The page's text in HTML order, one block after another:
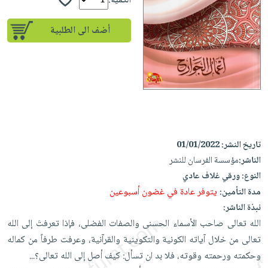
إختياراتنا
كتب
أكاديمية
صندوق
القراءة
iKitab
بلا
حدود
أسئلة
يتكرر
iKitab
على
Android
تحميل
iKitab
على
Apple
أسئلة
يتكرر
طرحها
تحميل
masmu3
على
masmu3
على
Apple
المواضيع
الأكثر
مبيعاً
إختياراتنا
وسائل
القراءة
جوائز
تعليمية
الصحة
والعناية
الشخصية
جديد
أجهزة
العناية
الشخصية
العناية
وتصفيف
الشعر
العناية
بالجسم
المطبخ
والسفرة
جديد
الكل
أواني
الطهي
أدوات
متجر
الهدايا
أقسام
أضف الى الطلبية
تاريخ النشر:01/01/2022
الناشر:مؤسسة الفرسان للنشر
النوع:ورقي غلاف عادي
مدة التأمين:يتوفر عادة في غضون أسبوعين
نبذة الناشر:
الله تعالى صاحب الأسماء الحسنى والصفات الفضلى، فإذا تعرفتَ إلى الله
تعالى من خلال آياته الكونية والتكوينية والقرآنية، وعرفت طرفاً من كماله
وحكمته ورحمته وقوته، فلا بد ان تسأل: كيف أصل إلى الله تعالى؟...